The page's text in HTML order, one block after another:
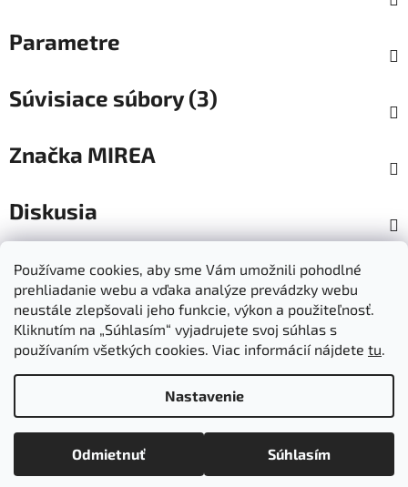
Používame cookies, aby sme Vám umožnili pohodlné
prehliadanie webu a vďaka analýze prevádzky webu
neustále zlepšovali jeho funkcie, výkon a použiteľnosť.
Kliknutím na „Súhlasím“ vyjadrujete svoj súhlas s
používaním všetkých cookies. Viac informácií nájdete tu.
Nastavenie
Odmietnuť Súhlasím
Parametre
Súvisiace súbory (3)
Značka MIREA
Diskusia
Dokumenty na stiahnutie Moja objednávka
Obchodné podmienky Ochrana osobných údajov
Kontakty Informácie o cookies
Ošetrovanie a údržba výrobkov Ako nakupovať
Vytvoril Shoptet
Copyright 2026Mirea . Všetky práva vyhradené.
nastavenie cookies